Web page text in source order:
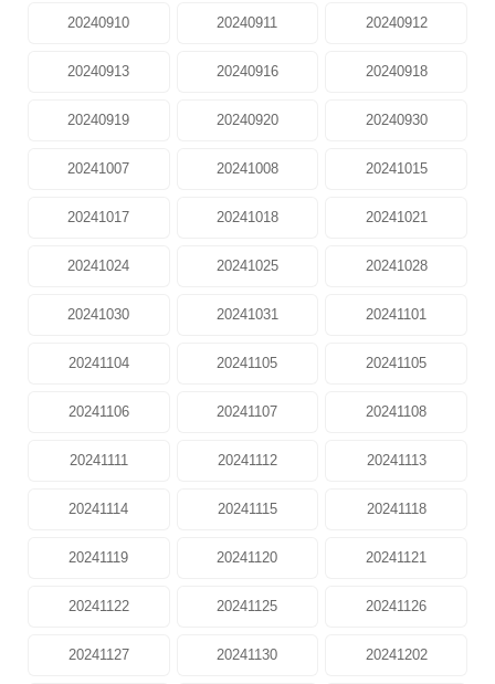
20240910 20240911 20240912
20240913 20240916 20240918
20240919 20240920 20240930
20241007 20241008 20241015
20241017 20241018 20241021
20241024 20241025 20241028
20241030 20241031 20241101
20241104 20241105 20241105
20241106 20241107 20241108
20241111 20241112 20241113
20241114 20241115 20241118
20241119 20241120 20241121
20241122 20241125 20241126
20241127 20241130 20241202